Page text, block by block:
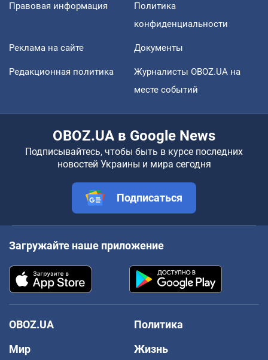
Правовая информация
Политика
конфиденциальности
Реклама на сайте Документы
Редакционная политика
Журналисты OBOZ.UA на
месте событий
OBOZ.UA в Google News
Подписывайтесь, чтобы быть в курсе последних
новостей Украины и мира сегодня
Подписаться
Загружайте наше приложение
OBOZ.UA
Политика
Мир
Жизнь